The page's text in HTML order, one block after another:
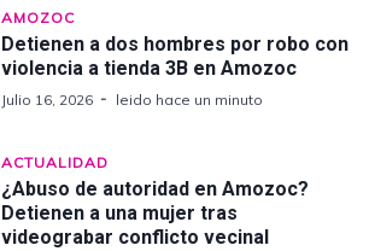
AMOZOC
Detienen a dos hombres por robo con
violencia a tienda 3B en Amozoc
Julio 16, 2026 leido hace un minuto
ACTUALIDAD
¿Abuso de autoridad en Amozoc?
Detienen a una mujer tras
videograbar conflicto vecinal